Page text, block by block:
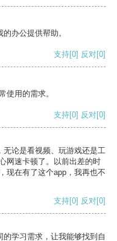
办公提供帮助。
支持[0] 反对[0]
使用的需求。
支持[0] 反对[0]
无论是看视频、玩游戏还是工
网速卡顿了。以前出差的时
现在有了这个app，我再也不
支持[0] 反对[0]
学习需求，让我能够找到自